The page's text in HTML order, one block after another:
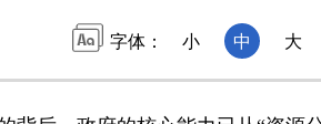
字体： 小 中 大